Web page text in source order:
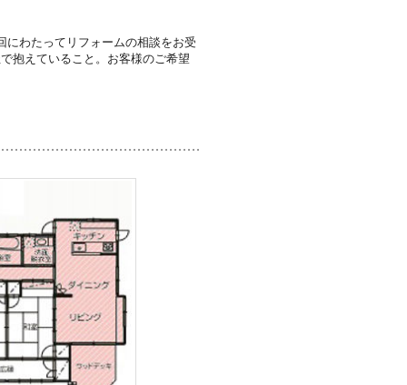
にわたってリフォームの相談をお受
抱えていること。お客様のご希望